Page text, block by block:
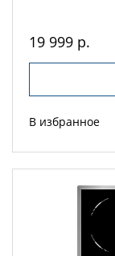
19 999 р.
В избранное